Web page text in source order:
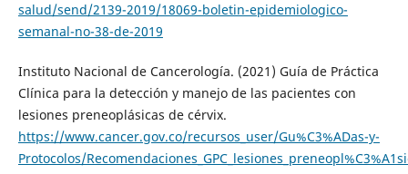
salud/send/2139-2019/18069-boletin-epidemiologico-
semanal-no-38-de-2019
Instituto Nacional de Cancerología. (2021) Guía de Práctica
Clínica para la detección y manejo de las pacientes con
lesiones preneoplásicas de cérvix.
https://www.cancer.gov.co/recursos_user/Gu%C3%ADas-y-
Protocolos/